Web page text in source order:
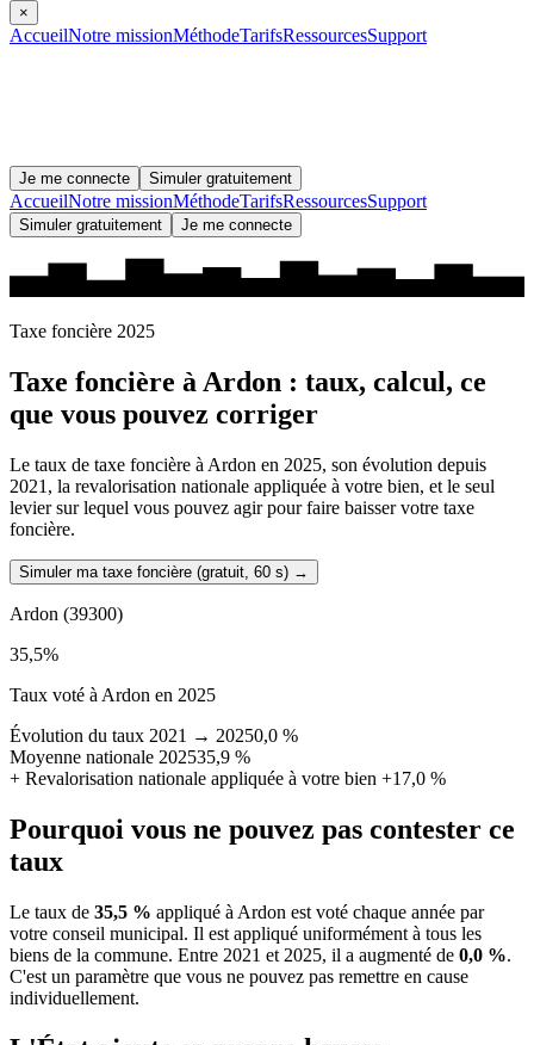
×
AccueilNotre missionMéthodeTarifsRessourcesSupport
Je me connecte Simuler gratuitement
AccueilNotre missionMéthodeTarifsRessourcesSupport
Simuler gratuitement Je me connecte
Taxe foncière 2025
Taxe foncière àArdon : taux, calcul, ce
que vous pouvez corriger
Le taux de taxe foncière à Ardon en 2025, son évolution depuis
2021, la revalorisation nationale appliquée à votre bien, et le seul
levier sur lequel vous pouvez agir pour faire baisser votre taxe
foncière.
Simuler ma taxe foncière (gratuit, 60 s) →
Ardon (39300)
35,5%
Taux voté à Ardon en 2025
Évolution du taux 2021 → 20250,0 %
Moyenne nationale 202535,9 %
+ Revalorisation nationale appliquée à votre bien +17,0 %
Pourquoi vous ne pouvez pas contester ce
taux
Le taux de 35,5 % appliqué à Ardon est voté chaque année par
votre conseil municipal. Il est appliqué uniformément à tous les
biens de la commune. Entre 2021 et 2025, il a augmenté de 0,0 %.
C'est un paramètre que vous ne pouvez pas remettre en cause
individuellement.